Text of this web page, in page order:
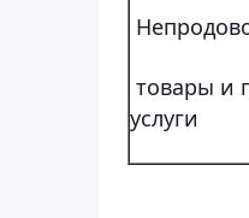
товары и
услуги